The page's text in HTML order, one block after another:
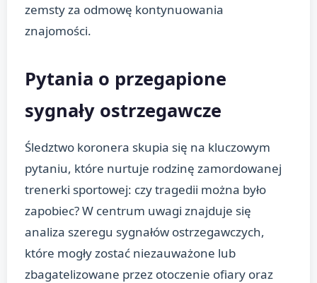
zemsty za odmowę kontynuowania
znajomości.
Pytania o przegapione
sygnały ostrzegawcze
Śledztwo koronera skupia się na kluczowym
pytaniu, które nurtuje rodzinę zamordowanej
trenerki sportowej: czy tragedii można było
zapobiec? W centrum uwagi znajduje się
analiza szeregu sygnałów ostrzegawczych,
które mogły zostać niezauważone lub
zbagatelizowane przez otoczenie ofiary oraz